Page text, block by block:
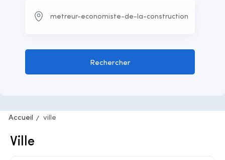
Rechercher
Accueil ville
Ville